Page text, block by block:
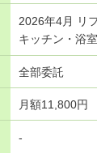
2026年4月 リ
キッチン・浴
全部委託
月額11,800円
-